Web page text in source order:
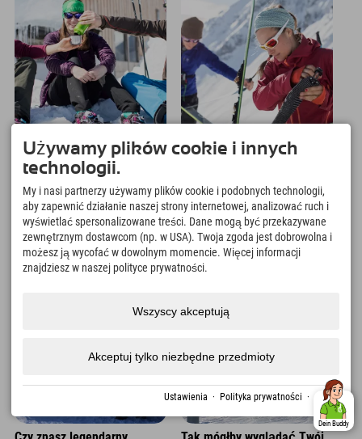
Przygoda
5 wskazówek na zimowy
urlop w Alpach
Kitzbühelskich
Przygoda
narciarskie w parku
narciarskim Dynafit
08. Jan. 08. Jan.
Dein Buddy
Używamy plików cookie i innych
technologii.
My i nasi partnerzy używamy plików cookie i podobnych technologii,
aby zapewnić działanie naszej strony internetowej, analizować ruch i
wyświetlać spersonalizowane treści. Dane mogą być przekazywane
zewnętrznym dostawcom (np. w USA). Twoja zgoda jest dobrowolna i
możesz ją wycofać w dowolnym momencie. Więcej informacji
znajdziesz w naszej polityce prywatności.
Wszyscy akceptują
Akceptuj tylko niezbędne przedmioty
Ustawienia · Polityka prywatności · odcisk